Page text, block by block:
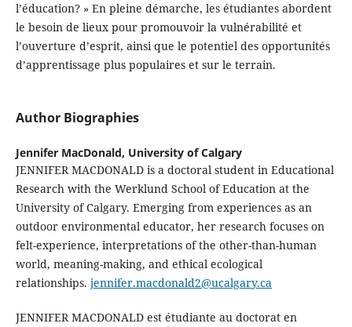
l’éducation? » En pleine démarche, les étudiantes abordent
le besoin de lieux pour promouvoir la vulnérabilité et
l’ouverture d’esprit, ainsi que le potentiel des opportunités
d’apprentissage plus populaires et sur le terrain.
Author Biographies
Jennifer MacDonald, University of Calgary
JENNIFER MACDONALD is a doctoral student in Educational
Research with the Werklund School of Education at the
University of Calgary. Emerging from experiences as an
outdoor environmental educator, her research focuses on
felt-experience, interpretations of the other-than-human
world, meaning-making, and ethical ecological
relationships. jennifer.macdonald2@ucalgary.ca
JENNIFER MACDONALD est étudiante au doctorat en